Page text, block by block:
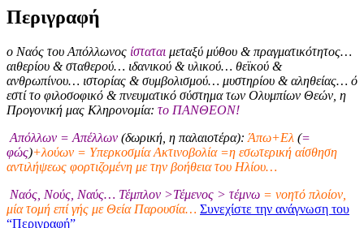
Περιγραφή
ο Ναός του Απόλλωνος ίσταται μεταξύ μύθου & πραγματικότητος…
αιθερίου & σταθερού… ιδανικού & υλικού… θεϊκού &
ανθρωπίνου… ιστορίας & συμβολισμού… μυστηρίου & αληθείας… ό
εστί το φιλοσοφικό & πνευματικό σύστημα των Ολυμπίων Θεών, η
Προγονική μας Κληρονομία: το ΠΑΝΘΕΟΝ!
Απόλλων = Απέλλων (δωρική, η παλαιοτέρα): Άπω+Ελ (=
φώς)+λούων = Υπερκοσμία Ακτινοβολία =η εσωτερική αίσθηση
αντιλήψεως φορτιζομένη με την βοήθεια του Ηλίου…
Ναός, Νούς, Ναύς… Τέμπλον >Τέμενος > τέμνω = νοητό πλοίον,
μία τομή επί γής με Θεία Παρουσία… Συνεχίστε την ανάγνωση του
“Περιγραφή”